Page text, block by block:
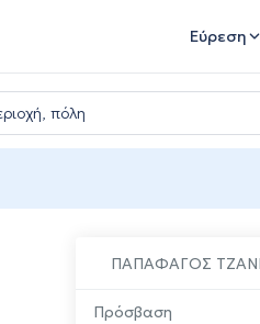
Εύρεση
ΠΑΠΑΦΑΓΟΣ
Πρόσβαση